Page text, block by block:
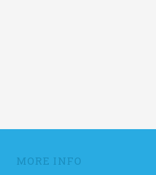
MORE INFO